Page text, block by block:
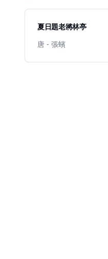
夏日題老將林亭
唐 - 張蠙